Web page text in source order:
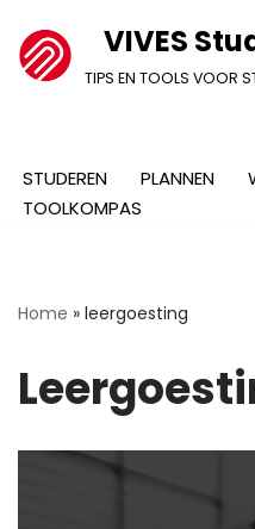
Ga
VIVES
TIPS EN TOOLS VOOR
STUDEREN PLANNEN
TOOLKOMPAS
Home » leergoesting